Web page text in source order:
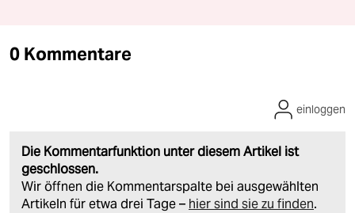
0 Kommentare
Die Kommentarfunktion unter diesem Artikel ist
geschlossen.
Wir öffnen die Kommentarspalte bei ausgewählten
Artikeln für etwa drei Tage – hier sind sie zu finden.
einloggen